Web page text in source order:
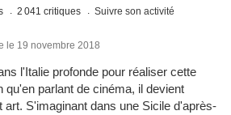
2 041 critiques Suivre son activité
le 19 novembre 2018
l'Italie profonde pour réaliser cette
qu'en parlant de cinéma, il devient
art. S'imaginant dans une Sicile d'après-